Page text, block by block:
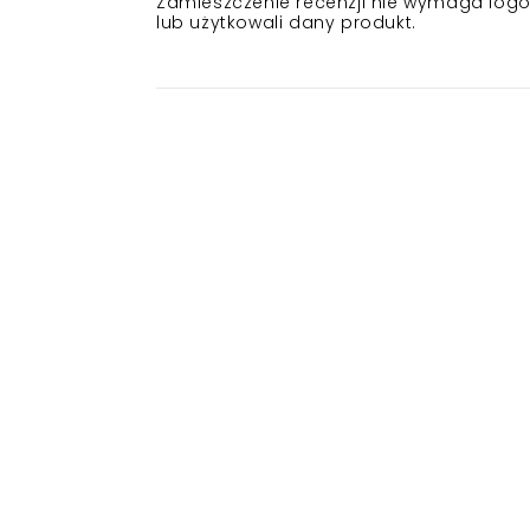
lub użytkowali dany produkt.